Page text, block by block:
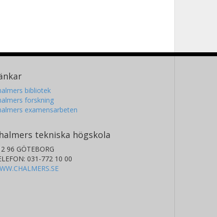
bibliotek
forskning
examensarbeten
tekniska högskola
96 GÖTEBORG
031-772 10 00